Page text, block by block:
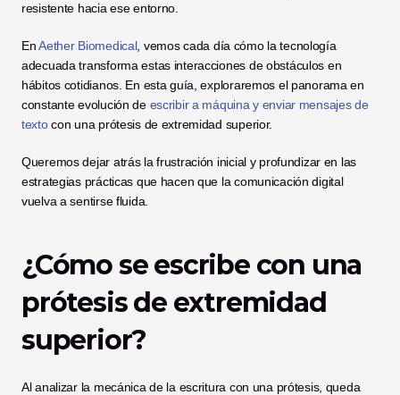
resistente hacia ese entorno.
En Aether Biomedical, vemos cada día cómo la tecnología
adecuada transforma estas interacciones de obstáculos en
hábitos cotidianos. En esta guía, exploraremos el panorama en
constante evolución de escribir a máquina y enviar mensajes de
texto con una prótesis de extremidad superior.
Queremos dejar atrás la frustración inicial y profundizar en las
estrategias prácticas que hacen que la comunicación digital
vuelva a sentirse fluida.
¿Cómo se escribe con una
prótesis de extremidad
superior?
Al analizar la mecánica de la escritura con una prótesis, queda